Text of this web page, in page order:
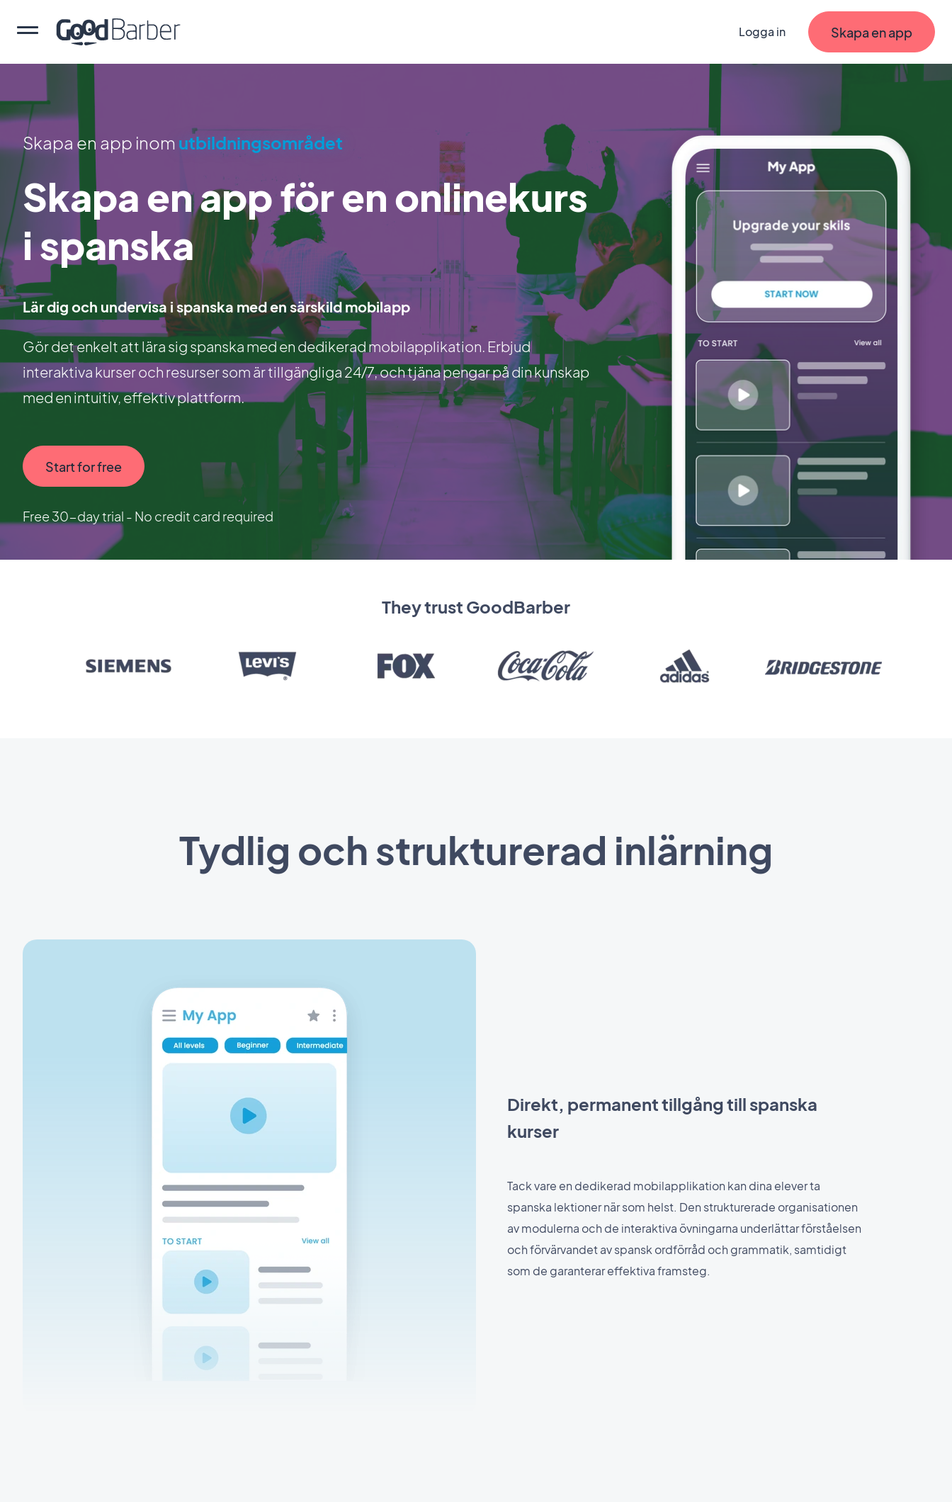
Logga in Skapa en app
Skapa en app inom utbildningsområdet
Skapa en app för en onlinekurs
i spanska
Lär dig och undervisa i spanska med en särskild mobilapp
Gör det enkelt att lära sig spanska med en dedikerad mobilapplikation. Erbjud
interaktiva kurser och resurser som är tillgängliga 24/7, och tjäna pengar på din kunskap
med en intuitiv, effektiv plattform.
Start for free
Free 30-day trial - No credit card required
They trust GoodBarber
Tydlig och strukturerad inlärning
Direkt, permanent tillgång till spanska
kurser
Tack vare en dedikerad mobilapplikation kan dina elever ta
spanska lektioner när som helst. Den strukturerade organisationen
av modulerna och de interaktiva övningarna underlättar förståelsen
och förvärvandet av spansk ordförråd och grammatik, samtidigt
som de garanterar effektiva framsteg.